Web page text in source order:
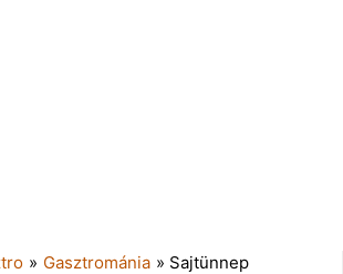
» Gasztrománia » Sajtünnep